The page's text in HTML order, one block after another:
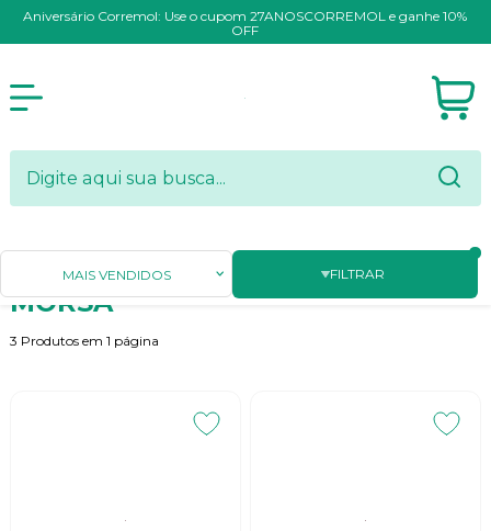
Aniversário Corremol: Use o cupom 27ANOSCORREMOL e ganhe 10%
OFF
Página Inicial MÁQUINAS E EQUIPAMENTOS MORSA
MORSA
3 Produtos em 1 página
FILTRAR
MAIS VENDIDOS